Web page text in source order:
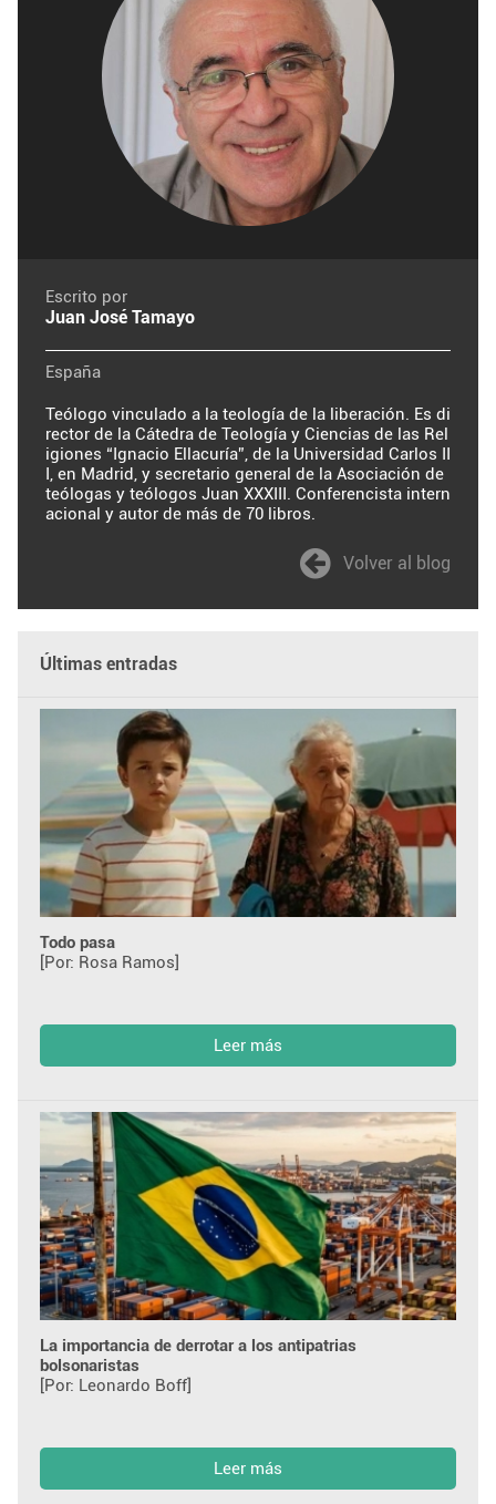
Escrito por
Juan José Tamayo
España
Teólogo vinculado a la teología de la liberación. Es di
rector de la Cátedra de Teología y Ciencias de las Rel
igiones “Ignacio Ellacuría”, de la Universidad Carlos II
I, en Madrid, y secretario general de la Asociación de
teólogas y teólogos Juan XXXIII. Conferencista intern
acional y autor de más de 70 libros.
Volver al blog
Últimas entradas
Todo pasa
[Por: Rosa Ramos]
Leer más
La importancia de derrotar a los antipatrias
bolsonaristas
[Por: Leonardo Boff]
Leer más